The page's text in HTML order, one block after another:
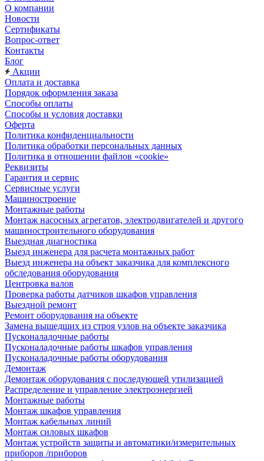
О компании
Новости
Сертификаты
Вопрос-ответ
Контакты
Блог
Акции
Оплата и доставка
Порядок оформления заказа
Способы оплаты
Способы и условия доставки
Оферта
Политика конфиденциальности
Политика обработки персональных данных
Политика в отношении файлов «cookie»
Реквизиты
Гарантия и сервис
Сервисные услуги
Машиностроение
Монтажные работы
Монтаж насосных агрегатов, электродвигателей и другого
машиностроительного оборудования
Выездная диагностика
Выезд инженера для расчета монтажных работ
Выезд инженера на объект заказчика для комплексного
обследования оборудования
Центровка валов
Проверка работы датчиков шкафов управления
Выездной ремонт
Ремонт оборудования на объекте
Замена вышедших из строя узлов на объекте заказчика
Пусконаладочные работы
Пусконаладочные работы шкафов управления
Пусконаладочные работы оборудования
Демонтаж
Демонтаж оборудования с последующей утилизацией
Распределение и управление электроэнергией
Монтажные работы
Монтаж шкафов управления
Монтаж кабельных линий
Монтаж силовых шкафов
Монтаж устройств защиты и автоматики/измерительных
приборов /приборов